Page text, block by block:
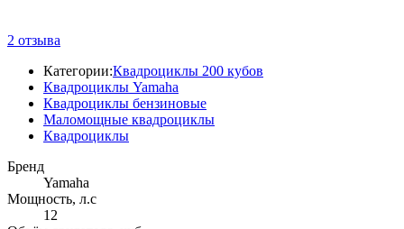
2 отзыва
Категории:Квадроциклы 200 кубов
Квадроциклы Yamaha
Квадроциклы бензиновые
Маломощные квадроциклы
Квадроциклы
Бренд
Yamaha
Мощность, л.с
12